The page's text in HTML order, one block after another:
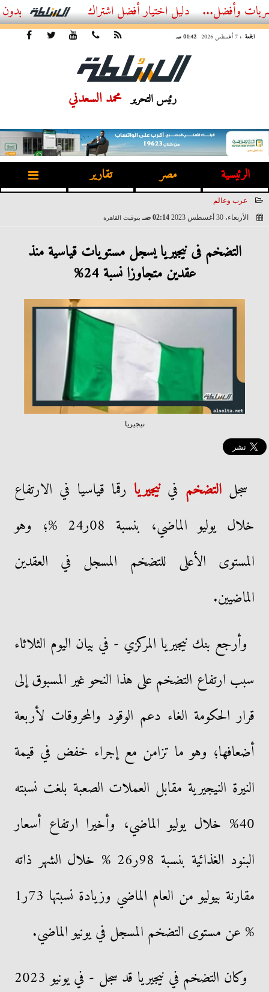
أفضل اشتراك IPTV بدون تقطيع 2026 – دليل المشاهد العصري
الجمعة ، 7 أغسطس 2026 01:42 صـ
رئيس التحرير محمد السعدني
الرئيسية مصر تقارير
عرب وعالم
الأربعاء، 30 أغسطس 2023
02:14 صـ بتوقيت القاهرة
التضخم فى نيجيريا يسجل مستويات قياسية منذ
عقدين متجاوزا نسبة 24%
نيجيريا
سجلالتضخم فينيجيريا رقما قياسيا في الارتفاع
خلال يوليو الماضي، بنسبة 08ر24 %؛ وهو
المستوى الأعلى للتضخم المسجل في العقدين
الماضيين.
وأرجع بنك نيجيريا المركزي - في بيان اليوم الثلاثاء
سبب ارتفاع التضخم على هذا النحو غير المسبوق إلى
قرار الحكومة الغاء دعم الوقود والمحروقات لأربعة
أضعافها؛ وهو ما تزامن مع إجراء خفض في قيمة
النيرة النيجيرية مقابل العملات الصعبة بلغت نسبته
40% خلال يوليو الماضي، وأخيرا ارتفاع أسعار
البنود الغذائية بنسبة 98ر26 % خلال الشهر ذاته
مقارنة بيوليو من العام الماضي وزيادة نسبتها 73ر1
% عن مستوى التضخم المسجل في يونيو الماضي.
وكان التضخم في نيجيريا قد سجل - في يونيو 2023